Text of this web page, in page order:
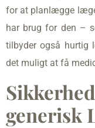
for at planlægge
har brug for den –
tilbyder også hurtig
det muligt at få
generisk